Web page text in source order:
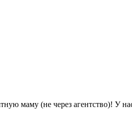
маму (не через агентство)! У